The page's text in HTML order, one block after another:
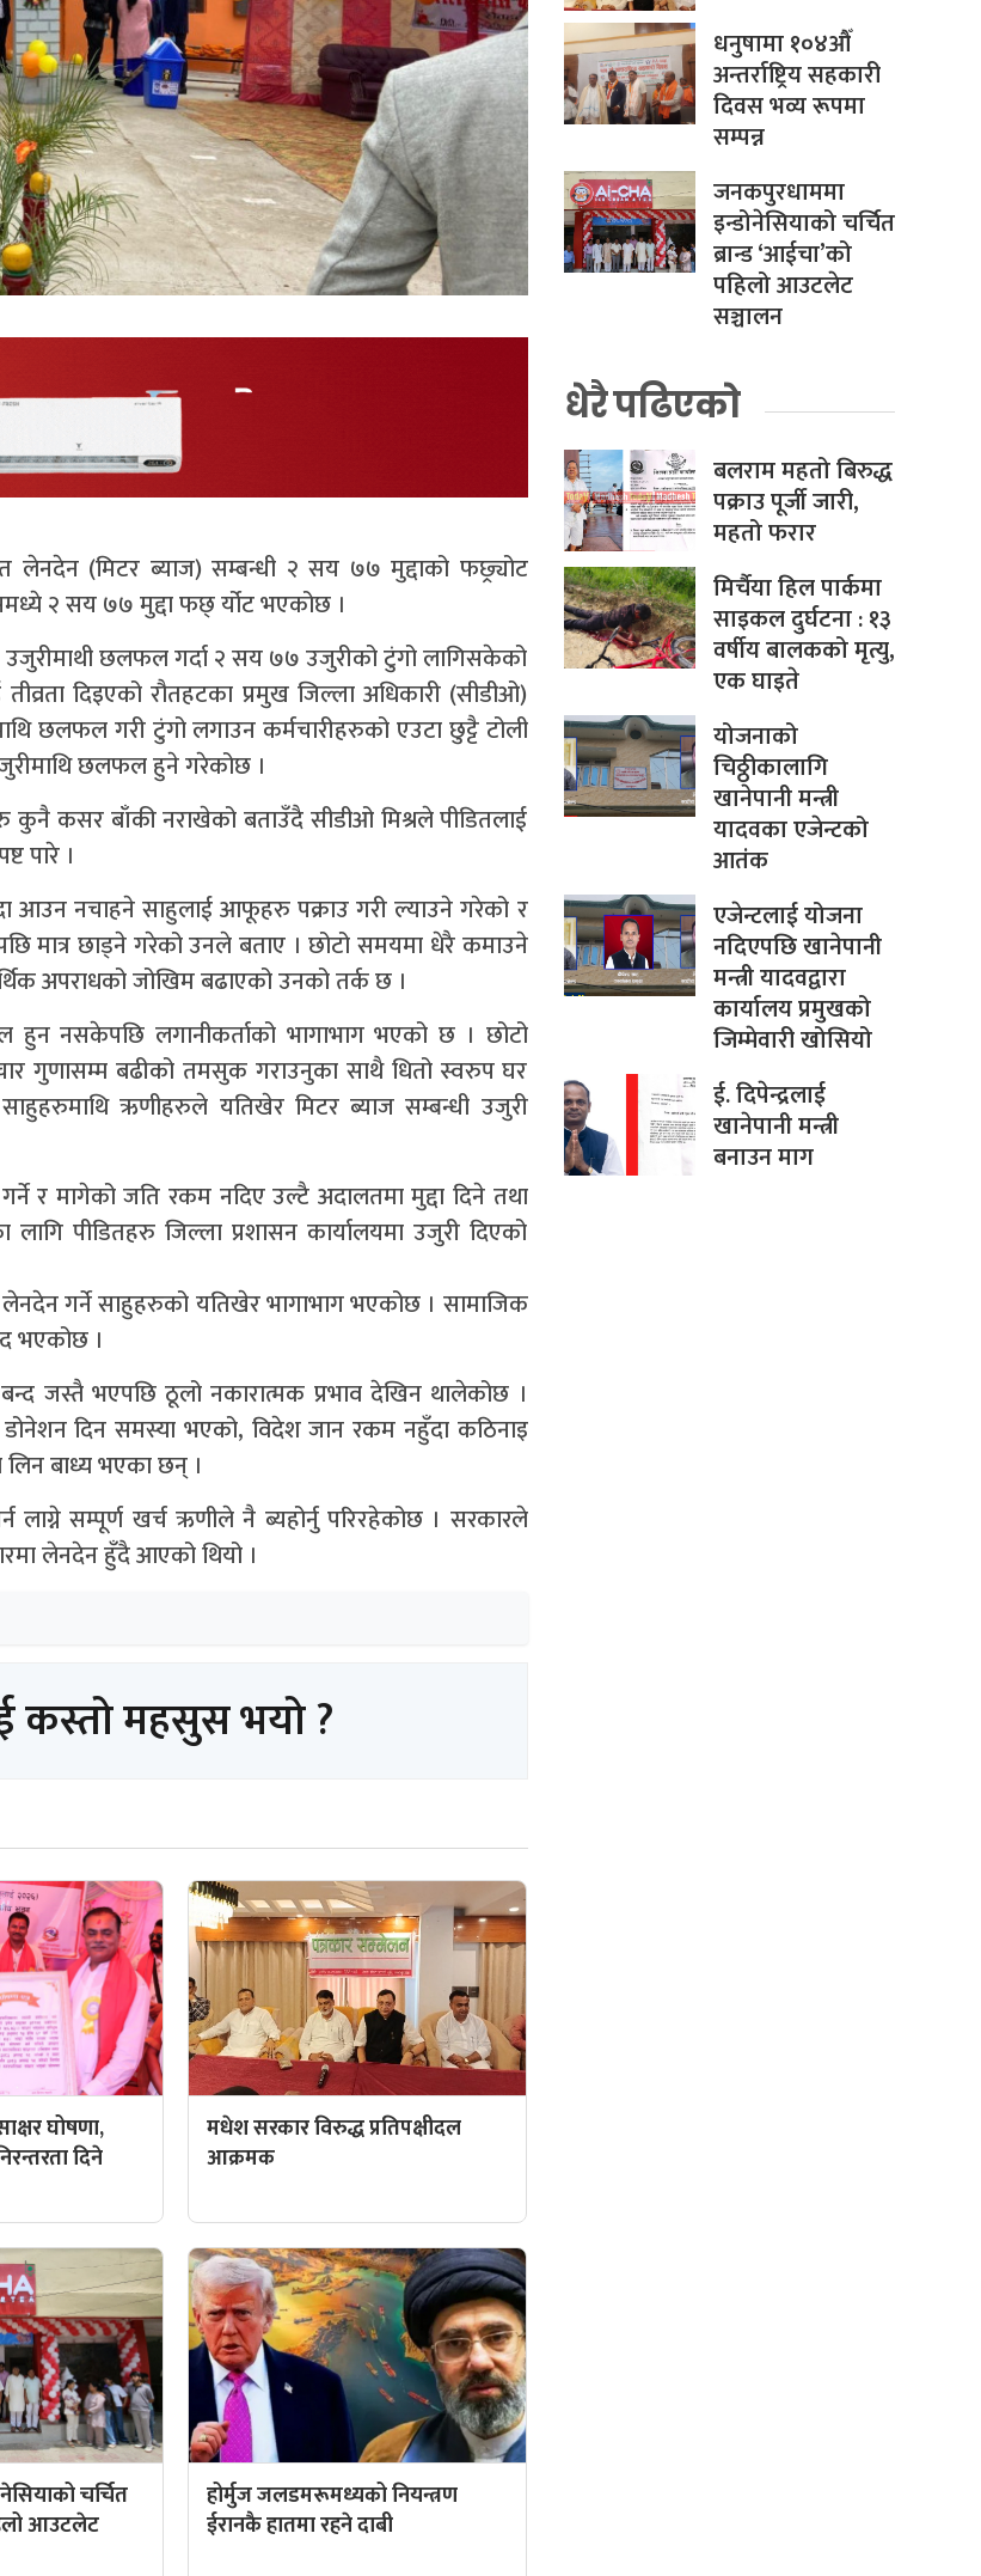
लेनदेन (मिटर ब्याज) सम्बन्धी २ सय ७७ मुद्दाको फछ्र्योट
२ सय ७७ मुद्दा फछ् र्योट भएकोछ ।
उजुरीमाथी छलफल गर्दा २ सय ७७ उजुरीको टुंगो लागिसकेको
दिइएको रौतहटका प्रमुख जिल्ला अधिकारी (सीडीओ)
छलफल गरी टुंगो लगाउन कर्मचारीहरुको एउटा छुट्टै टोली
छलफल हुने गरेकोछ ।
कुनै कसर बाँकी नराखेको बताउँदै सीडीओ मिश्रले पीडितलाई
पारे ।
आउन नचाहने साहुलाई आफूहरु पक्राउ गरी ल्याउने गरेको र
मात्र छाड्ने गरेको उनले बताए । छोटो समयमा धेरै कमाउने
अपराधको जोखिम बढाएको उनको तर्क छ ।
हुन नसकेपछि लगानीकर्ताको भागाभाग भएको छ । छोटो
गुणासम्म बढीको तमसुक गराउनुका साथै धितो स्वरुप घर
ऋणीहरुले यतिखेर मिटर ब्याज सम्बन्धी उजुरी
र मागेको जति रकम नदिए उल्टै अदालतमा मुद्दा दिने तथा
पीडितहरु जिल्ला प्रशासन कार्यालयमा उजुरी दिएको
लेनदेन गर्ने साहुहरुको यतिखेर भागाभाग भएकोछ । सामाजिक
भएकोछ ।
जस्तै भएपछि ठूलो नकारात्मक प्रभाव देखिन थालेकोछ ।
डोनेशन दिन समस्या भएको, विदेश जान रकम नहुँदा कठिनाइ
बाध्य भएका छन् ।
सम्पूर्ण खर्च ऋणीले नै ब्यहोर्नु परिरहेकोछ । सरकारले
लेनदेन हुँदै आएको थियो ।
कस्तो महसुस भयो ?
घोषणा,
दिने
मधेश सरकार विरुद्ध प्रतिपक्षीदल
आक्रमक
चर्चित
आउटलेट
होर्मुज जलडमरूमध्यको नियन्त्रण
ईरानकै हातमा रहने दाबी
धनुषामा १०४औँ
अन्तर्राष्ट्रिय सहकारी
दिवस भव्य रूपमा
सम्पन्न
जनकपुरधाममा
इन्डोनेसियाको चर्चित
ब्रान्ड ‘आईचा’को
पहिलो आउटलेट
सञ्चालन
धेरै पढिएको
बलराम महतो बिरुद्ध
पक्राउ पूर्जी जारी,
महतो फरार
मिर्चैया हिल पार्कमा
साइकल दुर्घटना : १३
वर्षीय बालकको मृत्यु,
एक घाइते
योजनाको
चिठ्ठीकालागि
खानेपानी मन्त्री
यादवका एजेन्टको
आतंक
एजेन्टलाई योजना
नदिएपछि खानेपानी
मन्त्री यादवद्वारा
कार्यालय प्रमुखको
जिम्मेवारी खोसियो
ई. दिपेन्द्रलाई
खानेपानी मन्त्री
बनाउन माग